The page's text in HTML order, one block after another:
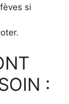
si
: